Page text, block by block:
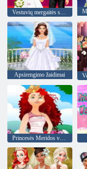
Apsirengimo žaidimai
Princesės Meridos vestuvės